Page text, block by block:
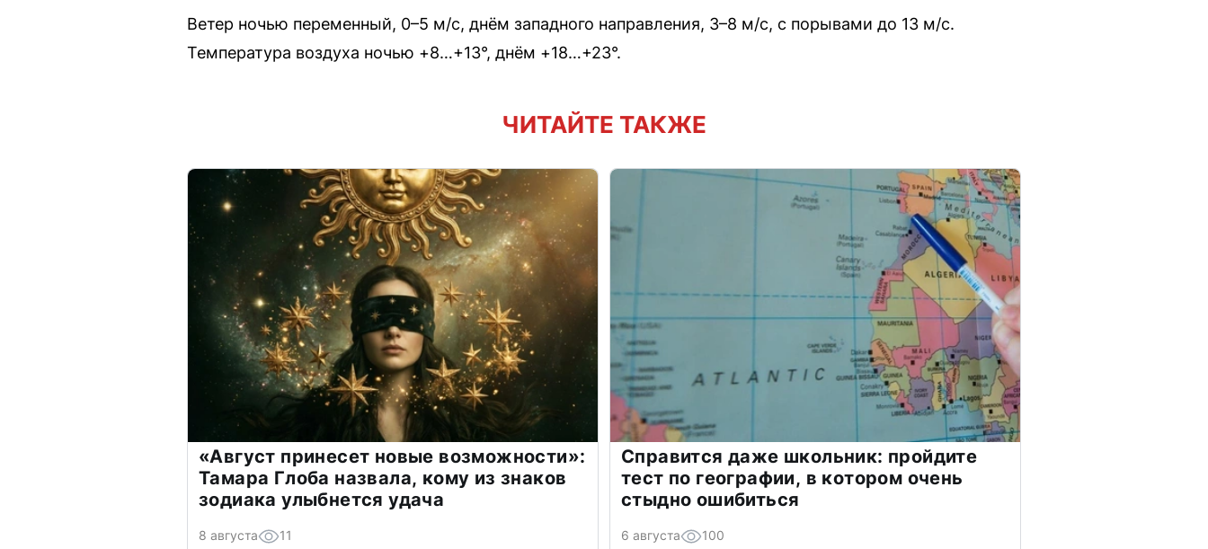
Ветер ночью переменный, 0–5 м/с, днём западного направления, 3–8 м/с, с порывами до 13 м/с.
Температура воздуха ночью +8…+13°, днём +18…+23°.
ЧИТАЙТЕ ТАКЖЕ
«Август принесет новые возможности»:
Тамара Глоба назвала, кому из знаков
зодиака улыбнется удача
8 августа 11
Справится даже школьник: пройдите
тест по географии, в котором очень
стыдно ошибиться
6 августа 100